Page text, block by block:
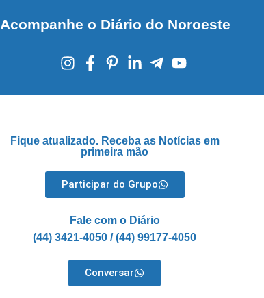
Acompanhe o Diário do Noroeste
Fique atualizado. Receba as Notícias em
primeira mão
Participar do Grupo
Fale com o Diário
(44) 3421-4050 / (44) 99177-4050
Conversar